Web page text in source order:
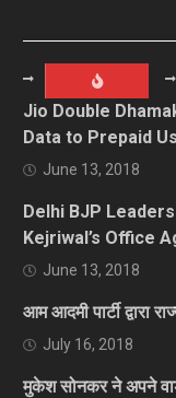
Jio Double
Data to Prepaid
June 13, 2018
Delhi BJP
Kejriwal’s Office
June 13, 2018
आम आदमी पार्टी द्वारा
July 16, 2018
मुकेश सोनकर ने अपने